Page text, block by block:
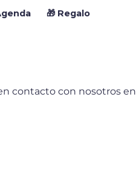
🎁 Regalo
contacto con nosotros en